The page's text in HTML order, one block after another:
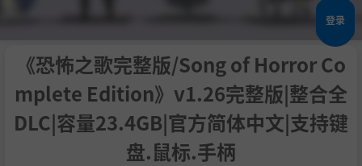
登录
《恐怖之歌完整版/Song of Horror Co
mplete Edition》v1.26完整版|整合全
DLC|容量23.4GB|官方简体中文|支持键
盘.鼠标.手柄